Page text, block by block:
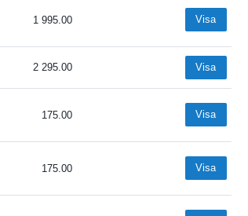
1 995.00 Visa
2 295.00 Visa
175.00 Visa
175.00 Visa